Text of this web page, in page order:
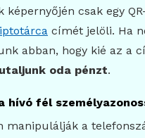
képernyőjén csak egy
címét jelöli. Ha
abban, hogy kié az a
oda pénzt.
hívó fél
manipulálják a